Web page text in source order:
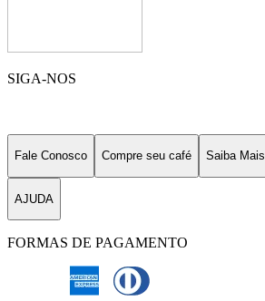
SIGA-NOS
Fale Conosco Compre seu café Saiba Mais
AJUDA
FORMAS DE PAGAMENTO